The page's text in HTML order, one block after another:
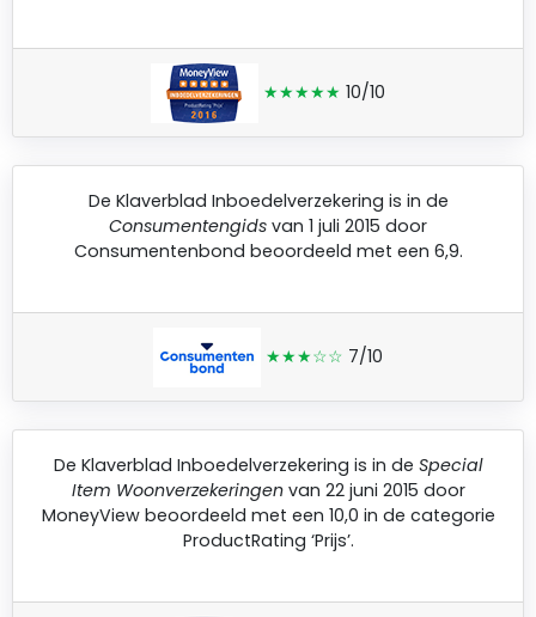
★★★★★ 10/10
De Klaverblad Inboedelverzekering is in de
Consumentengids van 1 juli 2015 door
Consumentenbond beoordeeld met een 6,9.
★★★☆☆ 7/10
De Klaverblad Inboedelverzekering is in de Special
Item Woonverzekeringenvan 22 juni 2015 door
MoneyViewbeoordeeld met een 10,0 in de categorie
ProductRating ‘Prijs’.